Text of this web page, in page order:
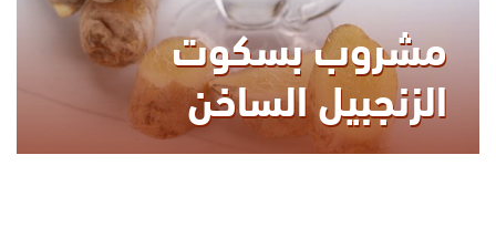
مشروب بسكوت
الزنجبيل الساخن